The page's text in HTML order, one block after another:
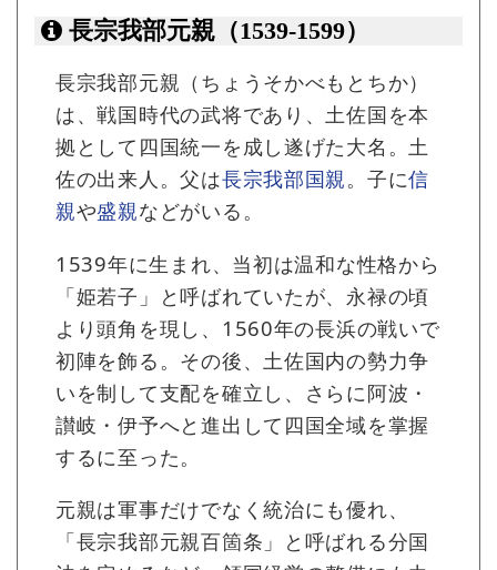
長宗我部元親（1539-1599）
長宗我部元親（ちょうそかべもとちか）
は、戦国時代の武将であり、土佐国を本
拠として四国統一を成し遂げた大名。土
佐の出来人。父は長宗我部国親。子に信
親や盛親などがいる。
1539年に生まれ、当初は温和な性格から
「姫若子」と呼ばれていたが、永禄の頃
より頭角を現し、1560年の長浜の戦いで
初陣を飾る。その後、土佐国内の勢力争
いを制して支配を確立し、さらに阿波・
讃岐・伊予へと進出して四国全域を掌握
するに至った。
元親は軍事だけでなく統治にも優れ、
「長宗我部元親百箇条」と呼ばれる分国